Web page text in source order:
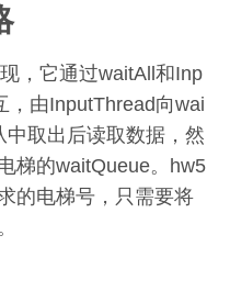
，它通过waitAll和Inp
，由InputThread向wai
取出后读取数据，然
梯的waitQueue。hw5
的电梯号，只需要将